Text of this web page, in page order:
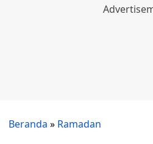
Beranda » Ramadan